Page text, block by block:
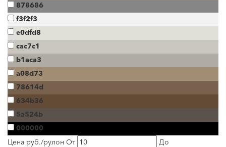
878686
f3f2f3
e0dfd8
cac7c1
b1aca3
a08d73
78614d
634b36
5a524b
000000
Цена руб./рулон От До